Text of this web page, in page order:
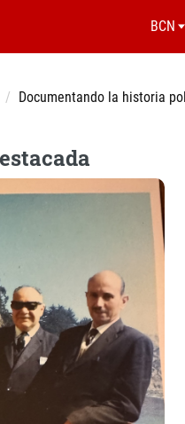
BCN
Documentando la historia